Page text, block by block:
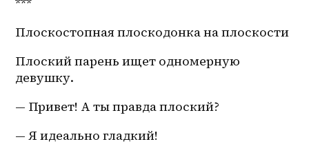
Плоскостопная плоскодонка на плоскости
Плоский парень ищет одномерную
девушку.
— Привет! А ты правда плоский?
— Я идеально гладкий!